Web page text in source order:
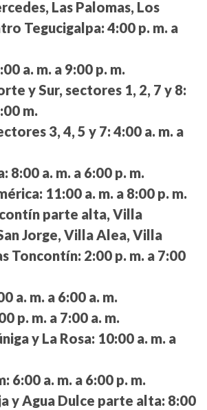
Las Palomas, Los
Tegucigalpa: 4:00 p. m. a
a. m. a 9:00 p. m.
y Sur, sectores 1, 2, 7 y 8:
m.
3, 4, 5 y 7: 4:00 a. m. a
8:00 a. m. a 6:00 p. m.
11:00 a. m. a 8:00 p. m.
parte alta, Villa
Jorge, Villa Alea, Villa
Toncontín: 2:00 p. m. a 7:00
a. m. a 6:00 a. m.
p. m. a 7:00 a. m.
y La Rosa: 10:00 a. m. a
6:00 a. m. a 6:00 p. m.
y Agua Dulce parte alta: 8:00